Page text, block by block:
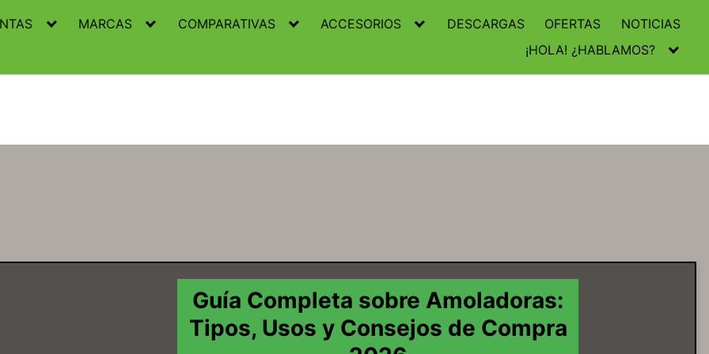
MARCAS COMPARATIVAS ACCESORIOS DESCARGAS OFERTAS
NOTICIAS
¡HOLA! ¿HABLAMOS?
Guía Completa sobre Amoladoras:
Tipos, Usos y Consejos de Compra